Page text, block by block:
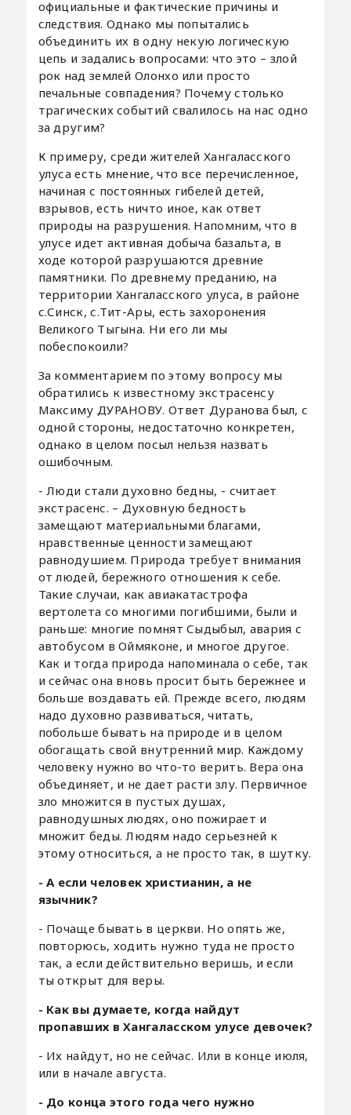
официальные и фактические причины и
следствия. Однако мы попытались
объединить их в одну некую логическую
цепь и задались вопросами: что это – злой
рок над землей Олонхо или просто
печальные совпадения? Почему столько
трагических событий свалилось на нас одно
за другим?
К примеру, среди жителей Хангаласского
улуса есть мнение, что все перечисленное,
начиная с постоянных гибелей детей,
взрывов, есть ничто иное, как ответ
природы на разрушения. Напомним, что в
улусе идет активная добыча базальта, в
ходе которой разрушаются древние
памятники. По древнему преданию, на
территории Хангаласского улуса, в районе
с.Синск, с.Тит-Ары, есть захоронения
Великого Тыгына. Ни его ли мы
побеспокоили?
За комментарием по этому вопросу мы
обратились к известному экстрасенсу
Максиму ДУРАНОВУ. Ответ Дуранова был, с
одной стороны, недостаточно конкретен,
однако в целом посыл нельзя назвать
ошибочным.
- Люди стали духовно бедны, - считает
экстрасенс. – Духовную бедность
замещают материальными благами,
нравственные ценности замещают
равнодушием. Природа требует внимания
от людей, бережного отношения к себе.
Такие случаи, как авиакатастрофа
вертолета со многими погибшими, были и
раньше: многие помнят Сыдыбыл, авария с
автобусом в Оймяконе, и многое другое.
Как и тогда природа напоминала о себе, так
и сейчас она вновь просит быть бережнее и
больше воздавать ей. Прежде всего, людям
надо духовно развиваться, читать,
побольше бывать на природе и в целом
обогащать свой внутренний мир. Каждому
человеку нужно во что-то верить. Вера она
объединяет, и не дает расти злу. Первичное
зло множится в пустых душах,
равнодушных людях, оно пожирает и
множит беды. Людям надо серьезней к
этому относиться, а не просто так, в шутку.
- А если человек христианин, а не
язычник?
- Почаще бывать в церкви. Но опять же,
повторюсь, ходить нужно туда не просто
так, а если действительно веришь, и если
ты открыт для веры.
- Как вы думаете, когда найдут
пропавших в Хангаласском улусе девочек?
- Их найдут, но не сейчас. Или в конце июля,
или в начале августа.
- До конца этого года чего нужно